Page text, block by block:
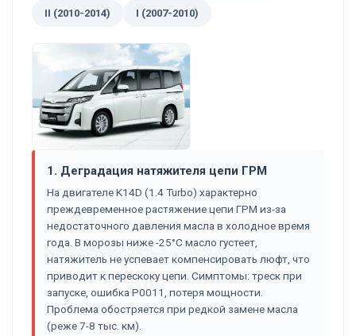
II (2010-2014) I (2007-2010)
1. Деградация натяжителя цепи ГРМ
На двигателе K14D (1.4 Turbo) характерно
преждевременное растяжение цепи ГРМ из-за
недостаточного давления масла в холодное время
года. В морозы ниже -25°C масло густеет,
натяжитель не успевает компенсировать люфт, что
приводит к перескоку цепи. Симптомы: треск при
запуске, ошибка P0011, потеря мощности.
Проблема обостряется при редкой замене масла
(реже 7-8 тыс. км).